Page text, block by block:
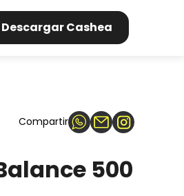
Descargar Cashea
Compartir
500